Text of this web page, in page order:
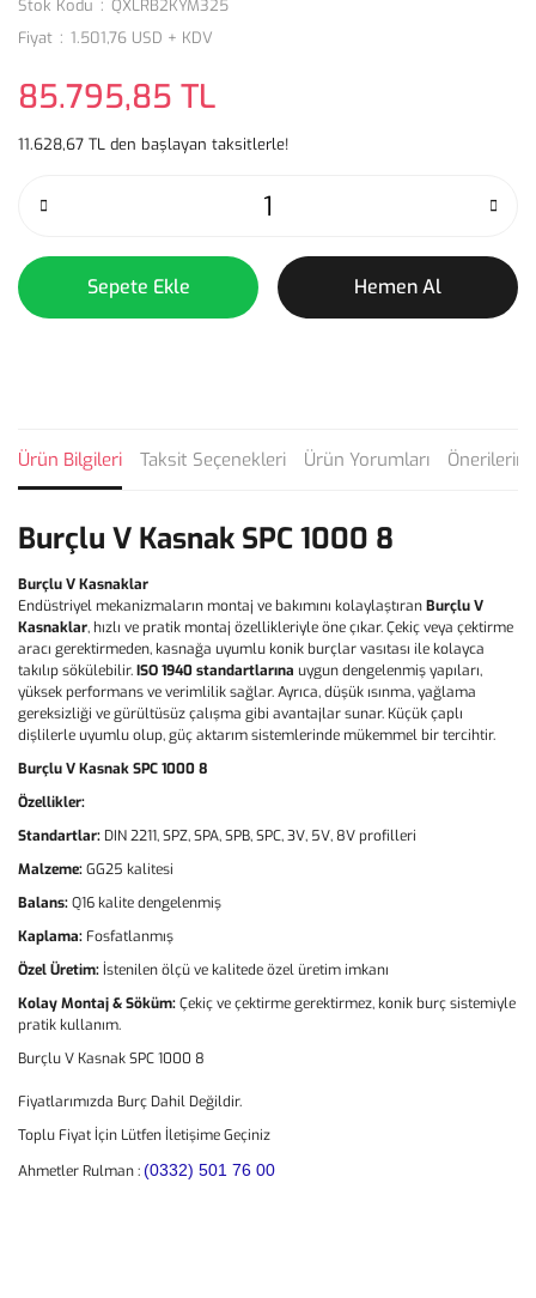
Stok Kodu
QXLRB2KYM325
Fiyat
1.501,76 USD + KDV
85.795,85 TL
11.628,67 TL den başlayan taksitlerle!
Sepete Ekle Hemen Al
Ürün Bilgileri Taksit Seçenekleri Ürün Yorumları
Burçlu V Kasnak SPC 1000 8
Burçlu V Kasnaklar
Endüstriyel mekanizmaların montaj ve bakımını kolaylaştıranBurçlu V
Kasnaklar, hızlı ve pratik montaj özellikleriyle öne çıkar. Çekiç veya çektirme
aracı gerektirmeden, kasnağa uyumlu konik burçlar vasıtası ile kolayca
takılıp sökülebilir.ISO 1940 standartlarına uygun dengelenmiş yapıları,
yüksek performans ve verimlilik sağlar. Ayrıca, düşük ısınma, yağlama
gereksizliği ve gürültüsüz çalışma gibi avantajlar sunar. Küçük çaplı
dişlilerle uyumlu olup, güç aktarım sistemlerinde mükemmel bir tercihtir.
Burçlu V Kasnak SPC 1000 8
Özellikler:
Standartlar: DIN 2211, SPZ, SPA, SPB, SPC, 3V, 5V, 8V profilleri
Malzeme:GG25 kalitesi
Balans:Q16 kalite dengelenmiş
Kaplama: Fosfatlanmış
Özel Üretim: İstenilen ölçü ve kalitede özel üretim imkanı
Kolay Montaj & Söküm:Çekiç ve çektirme gerektirmez, konik burç sistemiyle
pratik kullanım.
Burçlu V Kasnak SPC 1000 8
Fiyatlarımızda Burç Dahil Değildir.
Toplu Fiyat İçin Lütfen İletişime Geçiniz
Ahmetler Rulman :(0332) 501 76 00